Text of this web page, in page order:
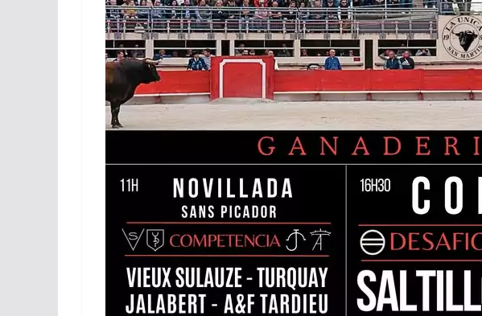
ACTUALITÉS TAURINES
CHRONIQUES TAURINES 2026
Arles : au seuil des
espérances.
02/04/2026 Olivier Castelnau